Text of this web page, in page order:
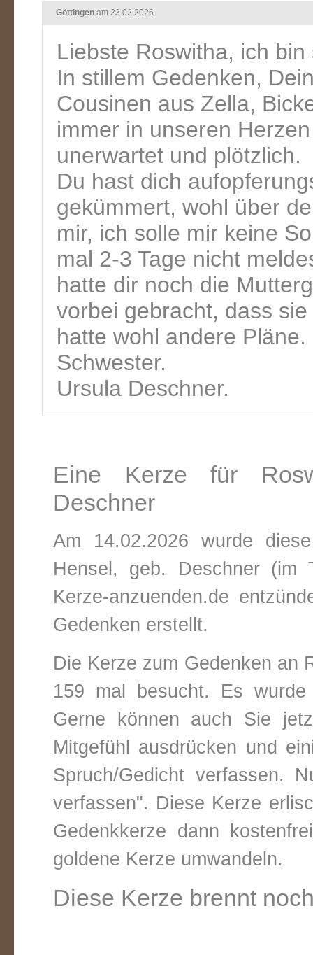
Göttingen am 23.02.2026
Liebste Roswitha, ich
In stillem Gedenken,
Cousinen aus Zella,
immer in unseren
unerwartet und plötzlich.
Du hast dich
gekümmert, wohl über
mir, ich solle mir keine
mal 2-3 Tage nicht
hatte dir noch die
vorbei gebracht, dass
hatte wohl andere
Schwester.
Ursula Deschner.
Eine Kerze für
Deschner
Am 14.02.2026 wurde
Hensel, geb. Deschner (im
Kerze-anzuenden.de
Gedenken erstellt.
Die Kerze zum Gedenken an
159 mal besucht. Es
Gerne können auch Sie
Mitgefühl ausdrücken und
Spruch/Gedicht verfassen.
verfassen". Diese Kerze
Gedenkkerze dann
goldene Kerze umwandeln.
Diese Kerze brennt